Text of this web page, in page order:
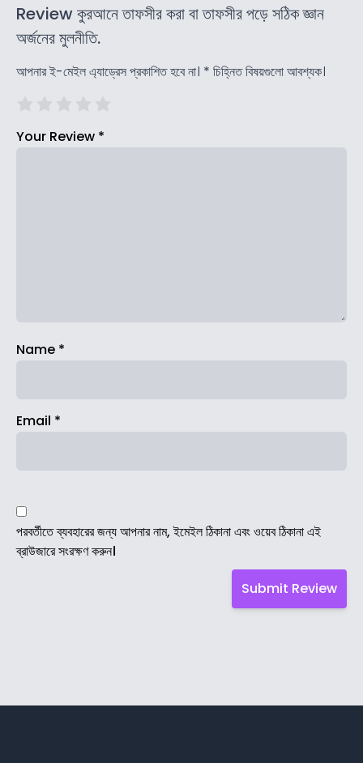
Review কুরআনে তাফসীর করা বা তাফসীর পড়ে সঠিক জ্ঞান
অর্জনের মুলনীতি.
আপনার ই-মেইল এ্যাড্রেস প্রকাশিত হবে না। * চিহ্নিত বিষয়গুলো আবশ্যক।
Your Review *
Name *
Email *
পরবর্তীতে ব্যবহারের জন্য আপনার নাম, ইমেইল ঠিকানা এবং ওয়েব ঠিকানা এই
ব্রাউজারে সংরক্ষণ করুন।